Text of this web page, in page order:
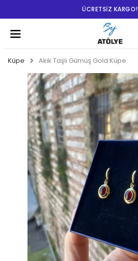
ÜCRETSIZ KARGO!
Küpe Akik Taşlı Gümüş Gold Küpe